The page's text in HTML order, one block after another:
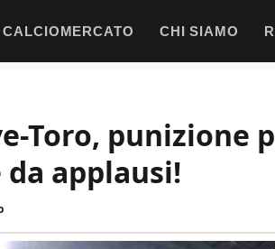
CALCIOMERCATO CHI SIAMO
Toro, punizione
applausi!